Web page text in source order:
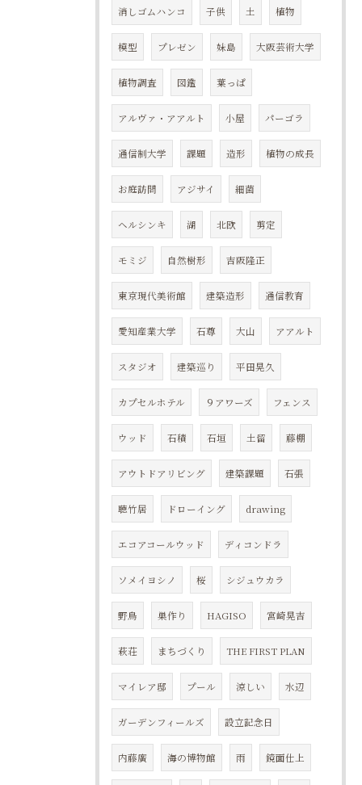
消しゴムハンコ 子供 土 植物
模型 プレゼン 妹島 大阪芸術大学
植物調査 図鑑 葉っぱ
アルヴァ・アアルト 小屋 パーゴラ
通信制大学 課題 造形 植物の成長
お庭訪問 アジサイ 細菌
ヘルシンキ 湖 北欧 剪定
モミジ 自然樹形 吉阪隆正
東京現代美術館 建築造形 通信教育
愛知産業大学 石尊 大山 アアルト
スタジオ 建築巡り 平田晃久
カプセルホテル ９アワーズ フェンス
ウッド 石積 石垣 土留 藤棚
アウトドアリビング 建築課題 石張
聴竹居 ドローイング drawing
エコアコールウッド ディコンドラ
ソメイヨシノ 桜 シジュウカラ
野鳥 巣作り HAGISO 宮崎晃吉
萩荘 まちづくり THE FIRST PLAN
マイレア邸 プール 涼しい 水辺
ガーデンフィールズ 設立記念日
内藤廣 海の博物館 雨 鏡面仕上